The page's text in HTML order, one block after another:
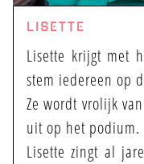
LISETTE
Lisette krijgt met
stem iedereen op
Ze wordt vrolijk
uit op het podium.
Lisette zingt al